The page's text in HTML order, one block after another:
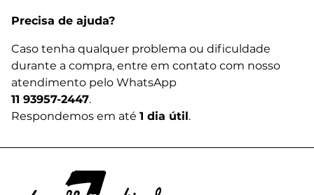
Precisa de ajuda?
Caso tenha qualquer problema ou dificuldade
durante a compra, entre em contato com nosso
atendimento pelo WhatsApp
11 93957-2447.
Respondemos em até 1 dia útil.